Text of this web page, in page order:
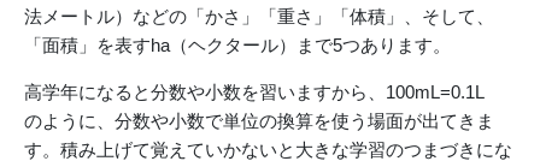
法メートル）などの「かさ」「重さ」「体積」、そして、
「面積」を表すha（ヘクタール）まで5つあります。
高学年になると分数や小数を習いますから、100mL=0.1L
のように、分数や小数で単位の換算を使う場面が出てきま
す。積み上げて覚えていかないと大きな学習のつまづきにな